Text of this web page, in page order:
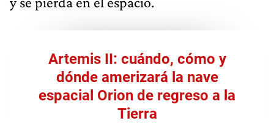
Artemis II: cuándo, cómo y
dónde amerizará la nave
espacial Orion de regreso a la
Tierra